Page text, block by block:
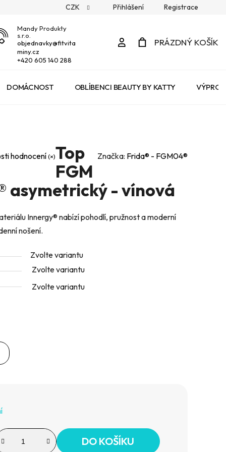
CZK Přihlášení Registrace
Mandy Produkty
s.r.o.
objednavky@fitvita
miny.cz
+420 605 140 288
PřihlášeníPRÁZDNÝ KOŠÍK
DOMÁCNOST OBLÍBENCI BEAUTY BY KATTY
hodnocení Značka: Frida® - FGM04®
Top
FGM
asymetrický - vínová
Innergy® nabízí pohodlí, pružnost a moderní
nošení.
Zvolte variantu
Zvolte variantu
Zvolte variantu
DO KOŠÍKU